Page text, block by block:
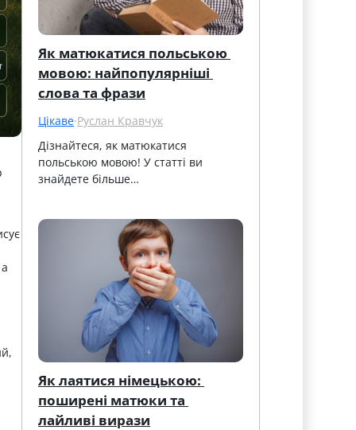
Як матюкатися польською
мовою: найпопулярніші
слова та фрази
Цікаве·Руслан Кравчук
Дізнайтеся, як матюкатися
польською мовою! У статті ви
знайдете більше…
Як лаятися німецькою:
поширені матюки та
лайливі вирази